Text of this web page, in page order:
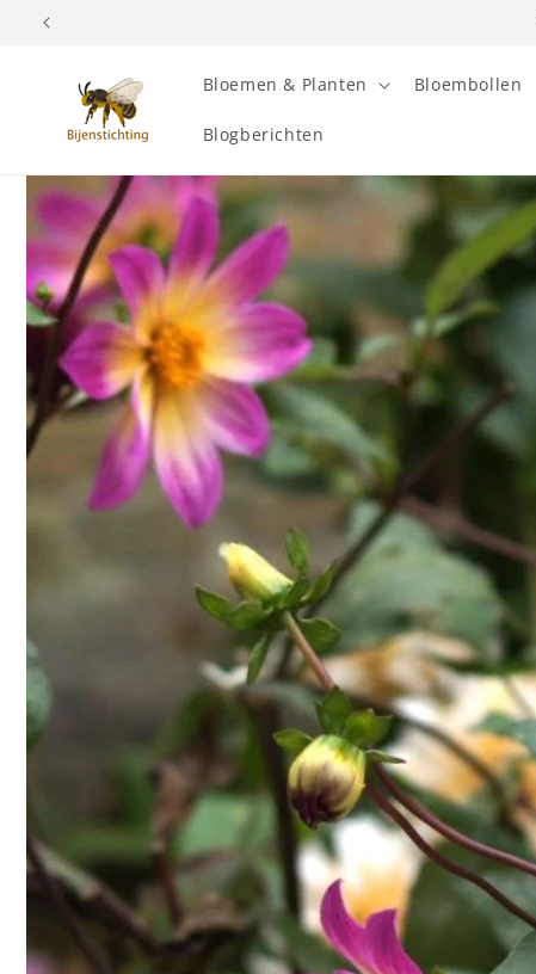
naar de
Bloemen & Planten Bloembollen
Blogberichten